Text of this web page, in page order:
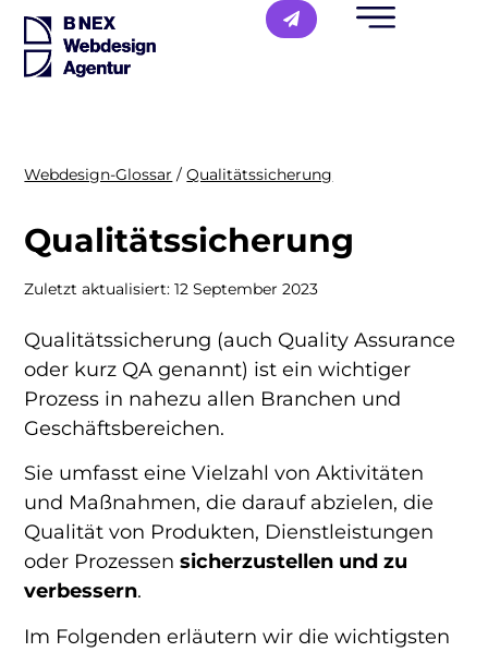
Webdesign-Glossar /Qualitätssicherung
Qualitätssicherung
Zuletzt aktualisiert: 12 September 2023
Qualitätssicherung (auch Quality Assurance
oder kurz QA genannt) ist ein wichtiger
Prozess in nahezu allen Branchen und
Geschäftsbereichen.
Sie umfasst eine Vielzahl von Aktivitäten
und Maßnahmen, die darauf abzielen, die
Qualität von Produkten, Dienstleistungen
oder Prozessensicherzustellen und zu
verbessern.
Im Folgenden erläutern wir die wichtigsten